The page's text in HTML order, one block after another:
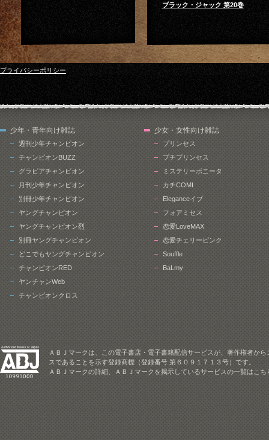
ブラック・ジャック 第20巻
プライバシーポリシー
少年・青年向け雑誌
週刊少年チャンピオン
チャンピオンBUZZ
グラビアチャンピオン
月刊少年チャンピオン
別冊少年チャンピオン
ヤングチャンピオン
ヤングチャンピオン烈
別冊ヤングチャンピオン
どこでもヤングチャンピオン
チャンピオンRED
ヤンチャンWeb
チャンピオンクロス
少女・女性向け雑誌
プリンセス
プチプリンセス
ミステリーボニータ
カチCOMI
Eleganceイブ
フォアミセス
恋愛LoveMAX
恋愛チェリーピンク
Souffle
BaLmy
ＡＢＪマークは、この電子書店・電子書籍配信サービスが、著作権者か
スであることを示す登録商標（登録番号 第６０９１７１３号）です。
ＡＢＪマークの詳細、ＡＢＪマークを掲示しているサービスの一覧はこ